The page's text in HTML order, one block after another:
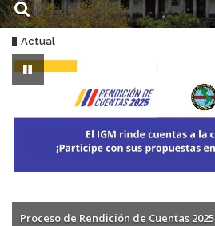
Actual
Proceso de Rendición de Cuentas 2025